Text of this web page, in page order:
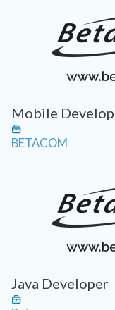
Mobile
BETACOM
Java Developer